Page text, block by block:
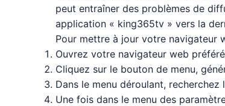
peut entraîner des problèmes de
application « king365tv » vers la
Pour mettre à jour votre navigateur
Ouvrez votre navigateur web
Cliquez sur le bouton de menu,
Dans le menu déroulant, recherchez
Une fois dans le menu des